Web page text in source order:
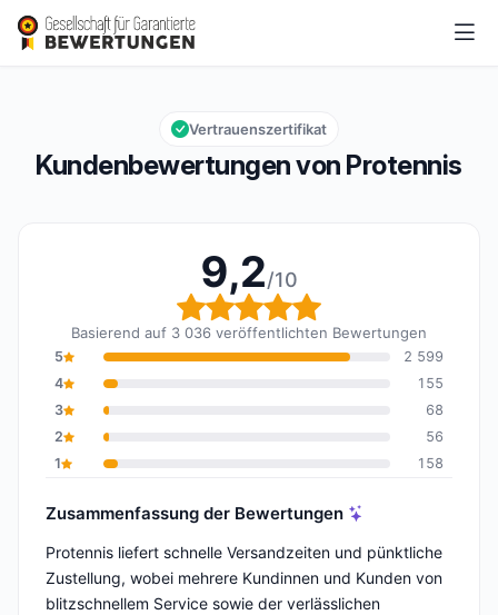
Protennis
Gesamtbewertung: 9,2 von 10
9,2/10
Kundenbewertungen von Protennis
Vertrauenszertifikat
9,2/10
Gesamtbewertung: 9,2
Basierend auf 3 036 veröffentlichten Bewertungen
5
2 599
4
155
3
68
2
56
1
158
Zusammenfassung der Bewertungen
Protennis liefert schnelle Versandzeiten und pünktliche
Zustellung, wobei mehrere Kundinnen und Kunden von
blitzschnellem Service sowie der verlässlichen